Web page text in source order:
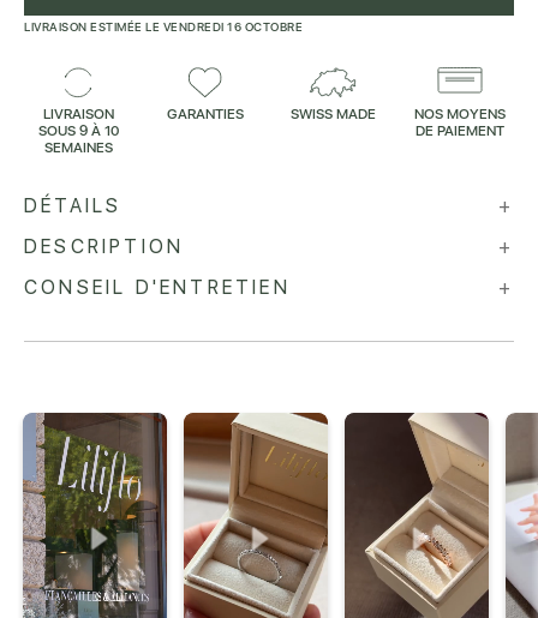
LIVRAISON ESTIMÉE LE VENDREDI 16 OCTOBRE
LIVRAISON
SOUS 9 À 10
SEMAINES
GARANTIES SWISS MADE
NOS MOYENS
DE PAIEMENT
DÉTAILS
+
DESCRIPTION
+
CONSEIL D'ENTRETIEN
+